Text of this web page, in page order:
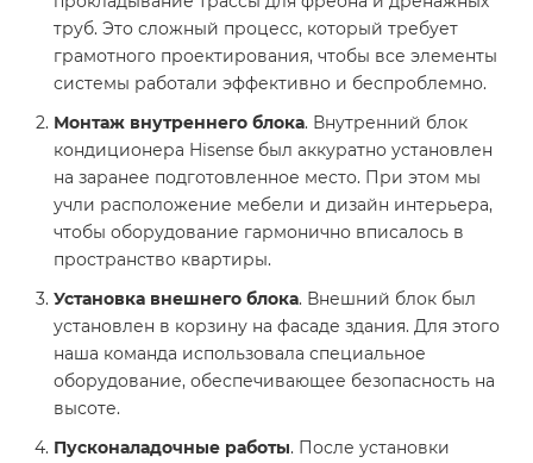
труб. Это сложный процесс, который требует
грамотного проектирования, чтобы все элементы
системы работали эффективно и беспроблемно.
Монтаж внутреннего блока. Внутренний блок
кондиционера Hisense был аккуратно установлен
на заранее подготовленное место. При этом мы
учли расположение мебели и дизайн интерьера,
чтобы оборудование гармонично вписалось в
пространство квартиры.
Установка внешнего блока. Внешний блок был
установлен в корзину на фасаде здания. Для этого
наша команда использовала специальное
оборудование, обеспечивающее безопасность на
высоте.
Пусконаладочные работы. После установки